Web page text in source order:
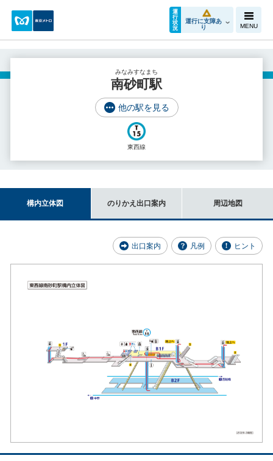
運
行
状
況
運行に支障あ
り
MENU
みなみすなまち
南砂町駅
他の駅を見る
東西線
構内立体図 のりかえ出口案内 周辺地図
出口案内 凡例 ヒント